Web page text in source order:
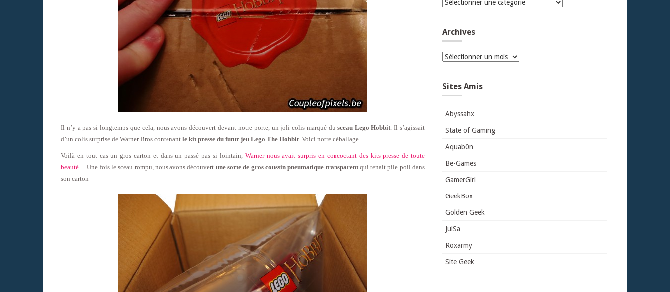
Il n’y a pas si longtemps que cela, nous avons découvert devant notre porte, un joli colis marqué du sceau Lego Hobbit . Il s’agissait
d’un colis surprise de Warner Bros contenant le kit presse du futur jeu Lego The Hobbit . Voici notre déballage…
Voilà en tout cas un gros carton et dans un passé pas si lointain, Warner nous avait surpris en concoctant des kits presse de toute
beauté … Une fois le sceau rompu, nous avons découvert une sorte de gros coussin pneumatique transparentqui tenait pile poil dans
son carton
Catégories
Archives
Archives
Sites Amis
Abyssahx
State of Gaming
Aquab0n
Be-Games
GamerGirl
GeekBox
Golden Geek
JulSa
Roxarmy
Site Geek